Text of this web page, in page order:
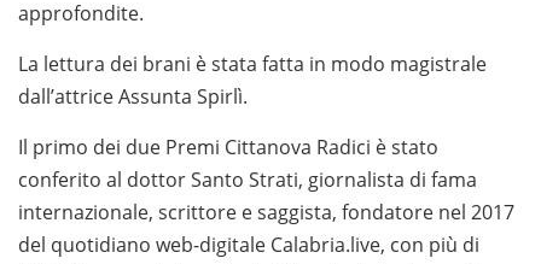
approfondite.
La lettura dei brani è stata fatta in modo magistrale
dall’attrice Assunta Spirlì.
Il primo dei due Premi Cittanova Radici è stato
conferito al dottor Santo Strati, giornalista di fama
internazionale, scrittore e saggista, fondatore nel 2017
del quotidiano web-digitale Calabria.live, con più di